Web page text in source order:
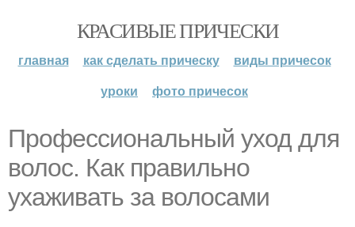
КРАСИВЫЕ ПРИЧЕСКИ
главная как сделать прическу
виды причесок
уроки
фото причесок
Профессиональный уход для
волос. Как правильно
ухаживать за волосами